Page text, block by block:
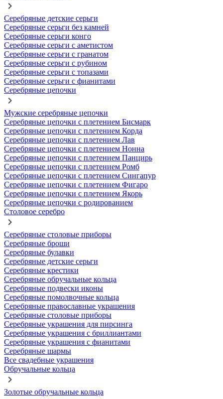
Серебряные детские серьги
Серебряные серьги без камней
Серебряные серьги конго
Серебряные серьги с аметистом
Серебряные серьги с гранатом
Серебряные серьги с рубином
Серебряные серьги с топазами
Серебряные серьги с фианитами
Серебряные цепочки
Мужские серебряные цепочки
Серебряные цепочки с плетением Бисмарк
Серебряные цепочки с плетением Корда
Серебряные цепочки с плетением Лав
Серебряные цепочки с плетением Нонна
Серебряные цепочки с плетением Панцирь
Серебряные цепочки с плетением Ромб
Серебряные цепочки с плетением Сингапур
Серебряные цепочки с плетением Фигаро
Серебряные цепочки с плетением Якорь
Серебряные цепочки с родированием
Столовое серебро
Серебряные столовые приборы
Серебряные броши
Серебряные булавки
Серебряные детские серьги
Серебряные крестики
Серебряные обручальные кольца
Серебряные подвески иконы
Серебряные помолвочные кольца
Серебряные православные украшения
Серебряные столовые приборы
Серебряные украшения для пирсинга
Серебряные украшения с бриллиантами
Серебряные украшения с фианитами
Серебряные шармы
Все свадебные украшения
Обручальные кольца
Золотые обручальные кольца